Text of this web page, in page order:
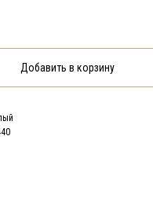
Добавить в корзину